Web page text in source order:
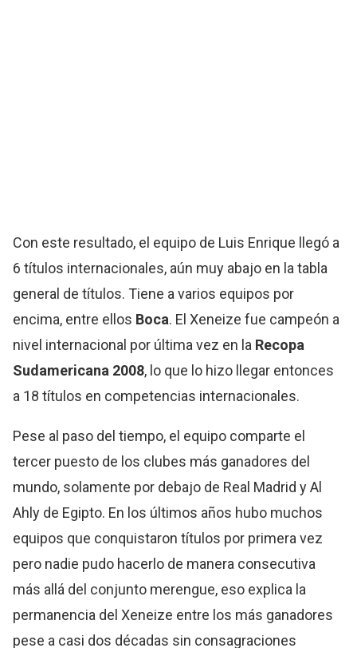
Con este resultado, el equipo de Luis Enrique llegó a
6 títulos internacionales, aún muy abajo en la tabla
general de títulos. Tiene a varios equipos por
encima, entre ellos Boca. El Xeneize fue campeón a
nivel internacional por última vez en la Recopa
Sudamericana 2008, lo que lo hizo llegar entonces
a 18 títulos en competencias internacionales.
Pese al paso del tiempo, el equipo comparte el
tercer puesto de los clubes más ganadores del
mundo, solamente por debajo de Real Madrid y Al
Ahly de Egipto. En los últimos años hubo muchos
equipos que conquistaron títulos por primera vez
pero nadie pudo hacerlo de manera consecutiva
más allá del conjunto merengue, eso explica la
permanencia del Xeneize entre los más ganadores
pese a casi dos décadas sin consagraciones